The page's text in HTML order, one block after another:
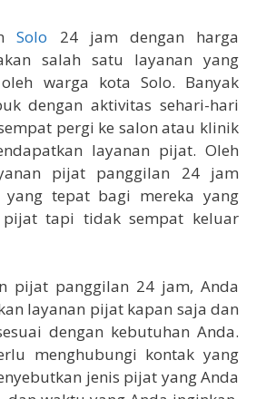
Solo 24 jam dengan harga
salah satu layanan yang
warga kota Solo. Banyak
dengan aktivitas sehari-hari
pergi ke salon atau klinik
layanan pijat. Oleh
pijat panggilan 24 jam
yang tepat bagi mereka yang
pijat tapi tidak sempat keluar
pijat panggilan 24 jam, Anda
layanan pijat kapan saja dan
dengan kebutuhan Anda.
menghubungi kontak yang
jenis pijat yang Anda